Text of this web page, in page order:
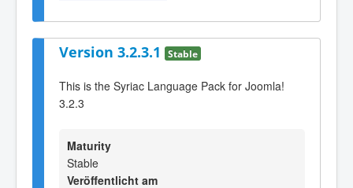
Version 3.2.3.1 Stable
This is the Syriac Language Pack for Joomla!
3.2.3
Maturity
Stable
Veröffentlicht am